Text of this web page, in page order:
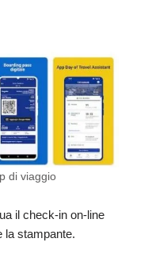
di viaggio
il check-in on-line
la stampante.